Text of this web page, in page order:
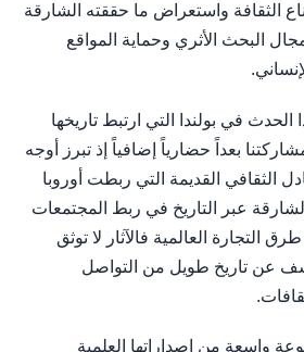
الثقافة واستعراض ما حققته الشارقة
البحث الأثري وحماية المواقع
في بولندا التي ارتبط تاريخها
بعداً حضارياً إضافياً إذ تبرز أوجه
الثقافي القديمة التي ربطت أوروبا
عبر التاريخ في ربط المجتمعات
التجارة العالمية فالآثار لا توثق
عن تاريخ طويل من التواصل
واسعة من إصداراتها العلمية